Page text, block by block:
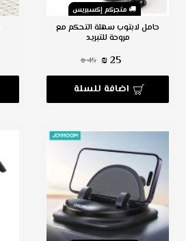
متجركم إكسبريس
حامل لابتوب سهلة التحكم مع
مروحة للتبريد
25 ₪
45 ₪
اضافة للسلة